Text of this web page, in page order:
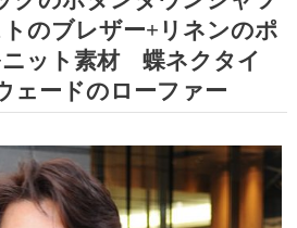
のブレザー+リネンのポ
ット素材 蝶ネクタイ
ェードのローファー